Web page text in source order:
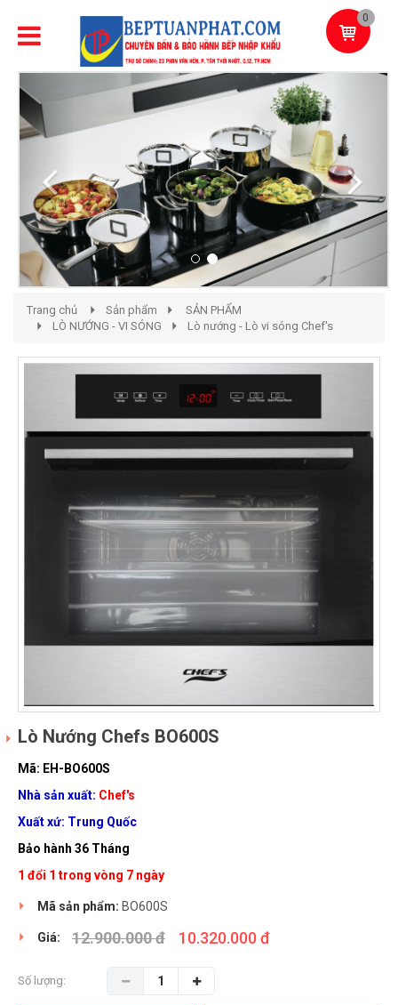
0
Previous
Trang chủ Sản phẩm
SẢN PHẨM
LÒ NƯỚNG - VI SÓNG
Lò nướng - Lò vi sóng Chef's
Lò Nướng Chefs BO600S
Mã: EH-BO600S
Nhà sản xuất: Chef's
Xuất xứ: Trung Quốc
Bảo hành 36 Tháng
1 đổi 1 trong vòng 7 ngày
Mã sản phẩm: BO600S
Giá: 12.900.000 đ 10.320.000 đ
Số lượng: